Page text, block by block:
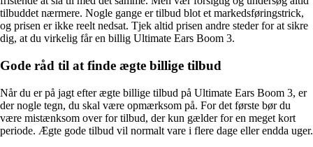
tilbuddet nærmere. Nogle gange er tilbud blot et markedsføringstrick,
og prisen er ikke reelt nedsat. Tjek altid prisen andre steder for at sikre
dig, at du virkelig får en billig Ultimate Ears Boom 3.
Gode råd til at finde ægte billige tilbud
Når du er på jagt efter ægte billige tilbud på Ultimate Ears Boom 3, er
der nogle tegn, du skal være opmærksom på. For det første bør du
være mistænksom over for tilbud, der kun gælder for en meget kort
periode. Ægte gode tilbud vil normalt vare i flere dage eller endda uger.